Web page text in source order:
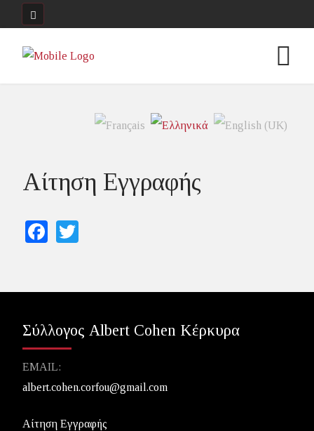
Αίτηση Εγγραφής
Facebook
Σύλλογος Albert Cohen Κέρκυρα
EMAIL:
albert.cohen.corfou@gmail.com
Αίτηση Εγγραφής